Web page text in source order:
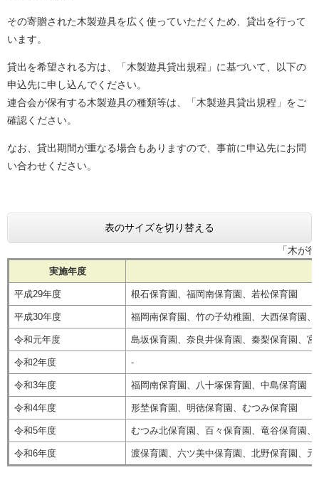
その寄贈された木製遊具を広く使っていただくため、貸出を行って
います。
貸出を希望される方は、「木製遊具貸出規程」に基づいて、以下の
申込先に申し込んでください。
連合会が保有する木製遊具の種類等は、「木製遊具貸出規程」をご
確認ください。
なお、貸出期間が重なる場合もありますので、事前に申込先にお問
い合わせください。
表のサイズを切り替える
「木が
実施年度
平成29年度 根石保育園、福岡南保育園、若松保育園
平成30年度 福岡南保育園、竹の子幼稚園、大西保育園
令和元年度 島坂保育園、奈良井保育園、秦梨保育園、
令和2年度 -
令和3年度 福岡南保育園、八十塚保育園、中島保育園
令和4年度 形埜保育園、明徳保育園、むつみ保育園
令和5年度 むつみ北保育園、百々保育園、竜谷保育園、
令和6年度 渡保育園、六ツ美中保育園、北野保育園、元